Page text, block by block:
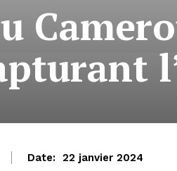
Date: 22 janvier 2024